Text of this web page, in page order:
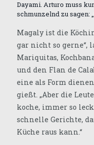
Dayami. Arturo muss
schmunzelnd zu sagen:
Magaly ist die
gar nicht so gerne“,
Mariquitas,
und den Flan de
eine als Form
gießt. „Aber die
koche, immer so
schnelle Gerichte,
Küche raus kann.“